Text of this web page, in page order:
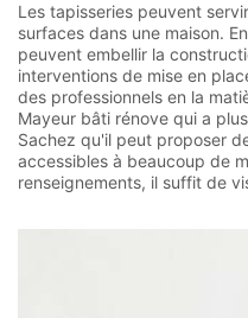
Les tapisseries peuvent
surfaces dans une maison.
peuvent embellir la
interventions de mise en
des professionnels en la
Mayeur bâti rénove qui a
Sachez qu'il peut proposer
accessibles à beaucoup de
renseignements, il suffit de